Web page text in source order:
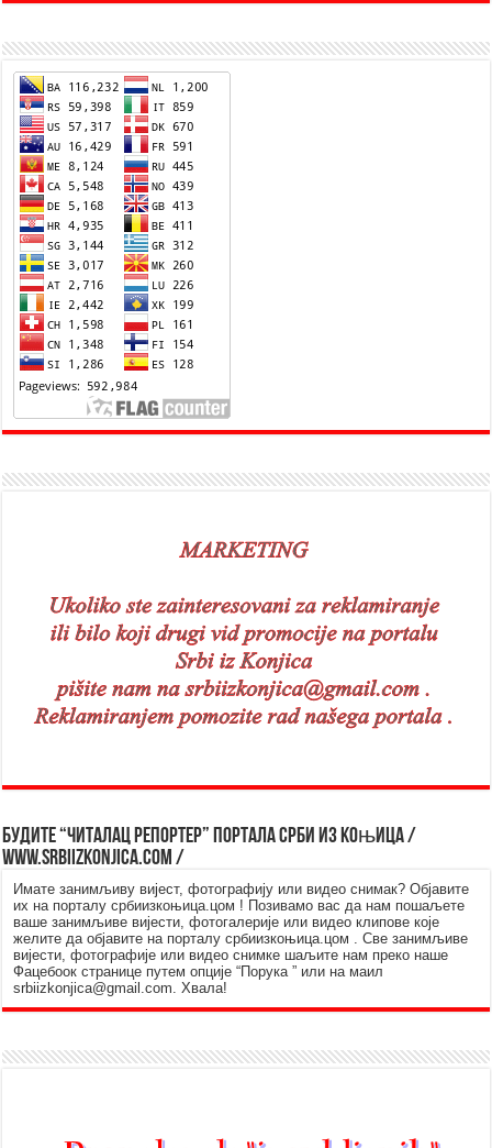
Будите “читалац репортер” портала Срби из Kоњица /
www.srbiizkonjica.com /
Имате занимљиву вијест, фотографију или видео снимак? Објавите
их на порталу србиизкоњица.цом ! Позивамо вас да нам пошаљете
ваше занимљиве вијести, фотогалерије или видео клипове које
желите да објавите на порталу србиизкоњица.цом . Све занимљиве
вијести, фотографије или видео снимке шаљите нам преко наше
Фацебоок странице путем опције “Порука ” или на маил
srbiizkonjica@gmail.com. Хвала!